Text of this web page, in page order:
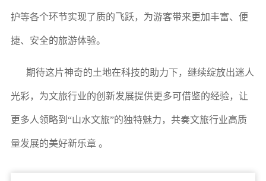
护等各个环节实现了质的飞跃，为游客带来更加丰富、便
捷、安全的旅游体验。
期待这片神奇的土地在科技的助力下，继续绽放出迷人
光彩，为文旅行业的创新发展提供更多可借鉴的经验，让
更多人领略到“山水文旅”的独特魅力，共奏文旅行业高质
量发展的美好新乐章 。